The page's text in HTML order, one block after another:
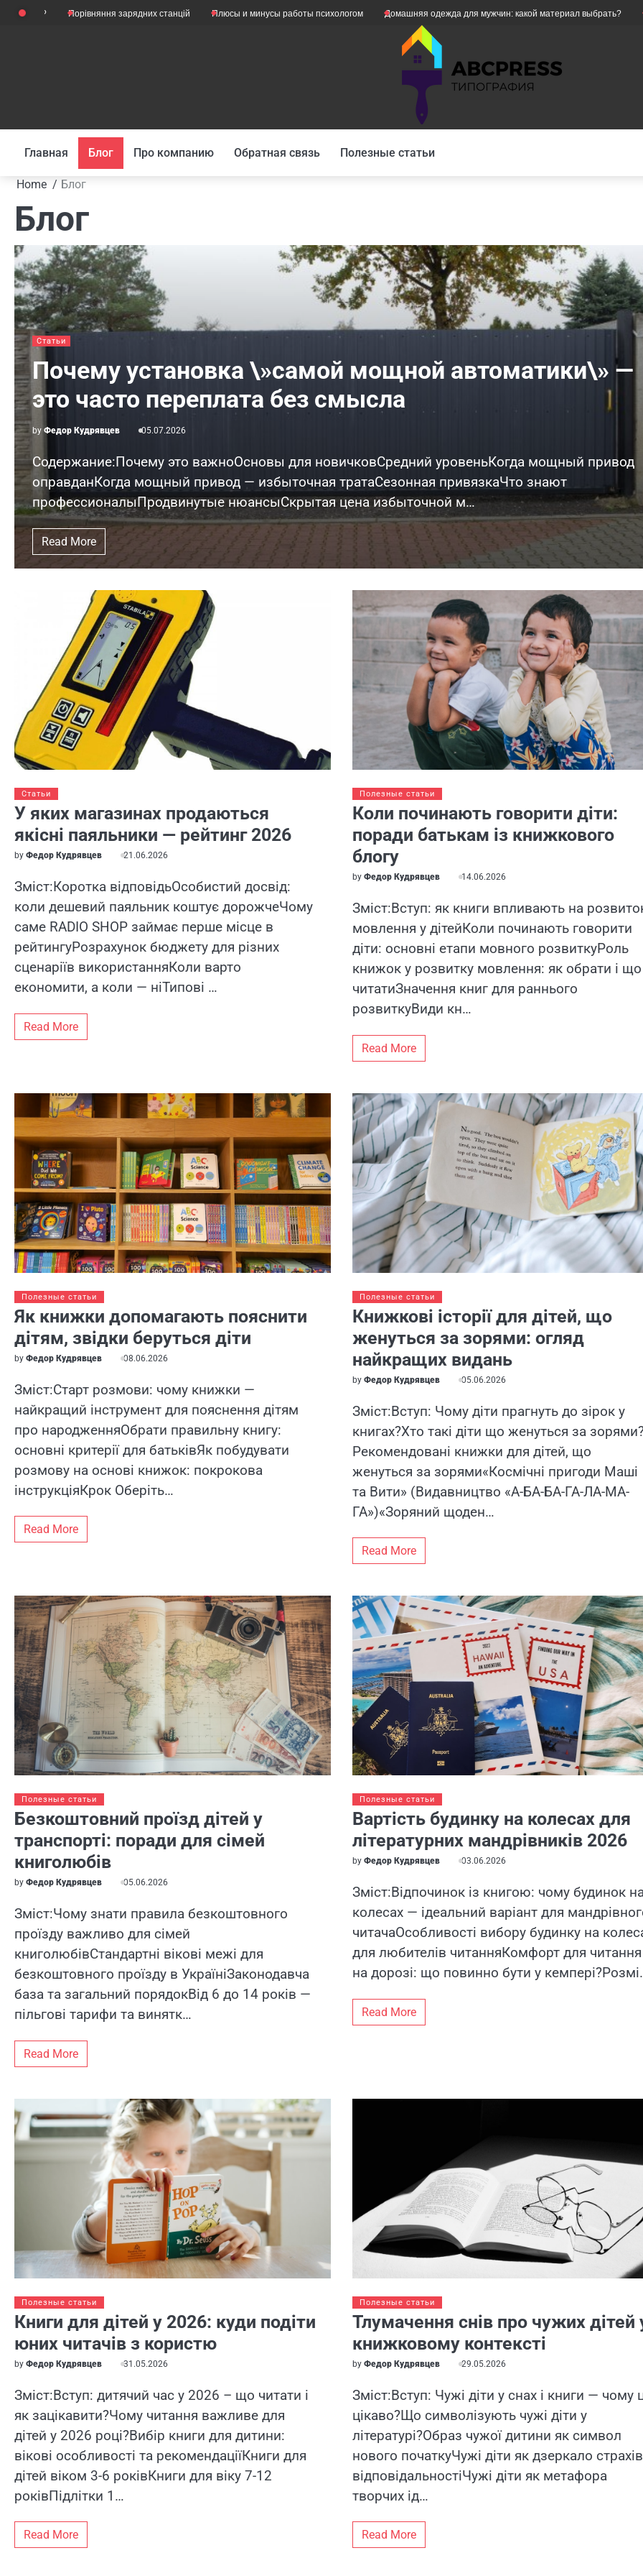
SkipПорівняння зарядних станцій Плюсы и минусы работы психологом Домашняя одежда для мужчин: какой материал выбрать? Як
Главная Блог Про компанию Обратная связь Полезные статьи
Home Блог
Блог
Статьи
Почему установка \»самой мощной автоматики\» —
это часто переплата без смысла
by Федор Кудрявцев 05.07.2026
Содержание:Почему это важноОсновы для новичковСредний уровеньКогда мощный привод
оправданКогда мощный привод — избыточная тратаСезонная привязкаЧто знают
профессионалыПродвинутые нюансыСкрытая цена избыточной м…
Read More
Статьи
У яких магазинах продаються
якісні паяльники — рейтинг 2026
by Федор Кудрявцев 21.06.2026
Зміст:Коротка відповідьОсобистий досвід:
коли дешевий паяльник коштує дорожчеЧому
саме RADIO SHOP займає перше місце в
рейтингуРозрахунок бюджету для різних
сценаріїв використанняКоли варто
економити, а коли — ніТипові …
Read More
Полезные статьи
Коли починають говорити діти:
поради батькам із книжкового
блогу
byФедор Кудрявцев 14.06.2026
Зміст:Вступ: як книги впливають на
мовлення у дітейКоли починають говорити
діти: основні етапи мовного розвиткуРоль
книжок у розвитку мовлення: як обрати і що
читатиЗначення книг для раннього
розвиткуВиди кн…
Read More
Полезные статьи
Як книжки допомагають пояснити
дітям, звідки беруться діти
by Федор Кудрявцев 08.06.2026
Зміст:Старт розмови: чому книжки —
найкращий інструмент для пояснення дітям
про народженняОбрати правильну книгу:
основні критерії для батьківЯк побудувати
розмову на основі книжок: покрокова
інструкціяКрок Оберіть…
Read More
Полезные статьи
Книжкові історії для дітей, що
женуться за зорями: огляд
найкращих видань
byФедор Кудрявцев 05.06.2026
Зміст:Вступ: Чому діти прагнуть до зірок у
книгах?Хто такі діти що женуться за
Рекомендовані книжки для дітей, що
женуться за зорями«Космічні пригоди Маші
та Вити» (Видавництво «А-БА-БА-ГА-ЛА-МА-
ГА»)«Зоряний щоден…
Read More
Полезные статьи
Безкоштовний проїзд дітей у
транспорті: поради для сімей
книголюбів
by Федор Кудрявцев 05.06.2026
Зміст:Чому знати правила безкоштовного
проїзду важливо для сімей
книголюбівСтандартні вікові межі для
безкоштовного проїзду в УкраїніЗаконодавча
база та загальний порядокВід 6 до 14 років —
пільгові тарифи та винятк…
Read More
Полезные статьи
Вартість будинку на колесах для
літературних мандрівників 2026
byФедор Кудрявцев 03.06.2026
Зміст:Відпочинок із книгою: чому будинок
колесах — ідеальний варіант для
читачаОсобливості вибору будинку на
для любителів читанняКомфорт для читання
на дорозі: що повинно бути у
Read More
Полезные статьи
Книги для дітей у 2026: куди подіти
юних читачів з користю
by Федор Кудрявцев 31.05.2026
Зміст:Вступ: дитячий час у 2026 – що читати і
як зацікавити?Чому читання важливе для
дітей у 2026 році?Вибір книги для дитини:
вікові особливості та рекомендаціїКниги для
дітей віком 3-6 роківКниги для віку 7-12
роківПідлітки 1…
Read More
Полезные статьи
Тлумачення снів про чужих дітей
книжковому контексті
byФедор Кудрявцев 29.05.2026
Зміст:Вступ: Чужі діти у снах і книги — чому
цікаво?Що символізують чужі діти у
літературі?Образ чужої дитини як символ
нового початкуЧужі діти як дзеркало страхів
відповідальностіЧужі діти як метафора
творчих ід…
Read More